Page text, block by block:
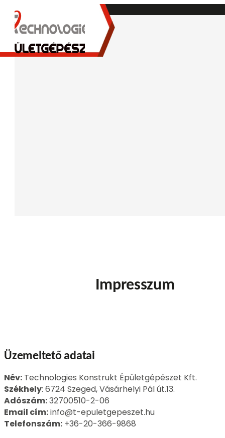
Impresszum
Üzemeltető adatai
Név: Technologies Konstrukt Épületgépészet Kft.
Székhely: 6724 Szeged, Vásárhelyi Pál út.13.
Adószám:32700510-2-06
Email cím:info@t-epuletgepeszet.hu
Telefonszám: +36-20-366-9868